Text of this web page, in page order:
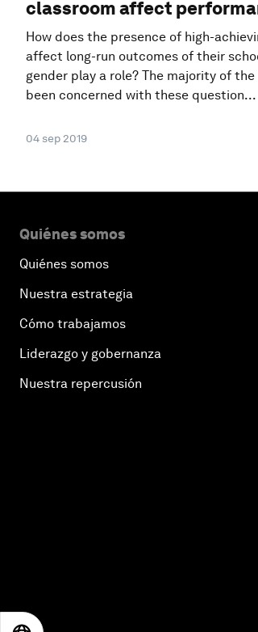
classroom affect
How does the presence of high-
affect long-run outcomes of their
gender play a role? The majority of
been concerned with these question...
04 sep 2019
Quiénes somos
Quiénes somos
Nuestra estrategia
Cómo trabajamos
Liderazgo y gobernanza
Nuestra repercusión